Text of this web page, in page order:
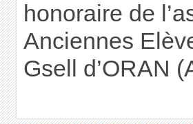
honoraire de
Anciennes
Gsell d’ORAN